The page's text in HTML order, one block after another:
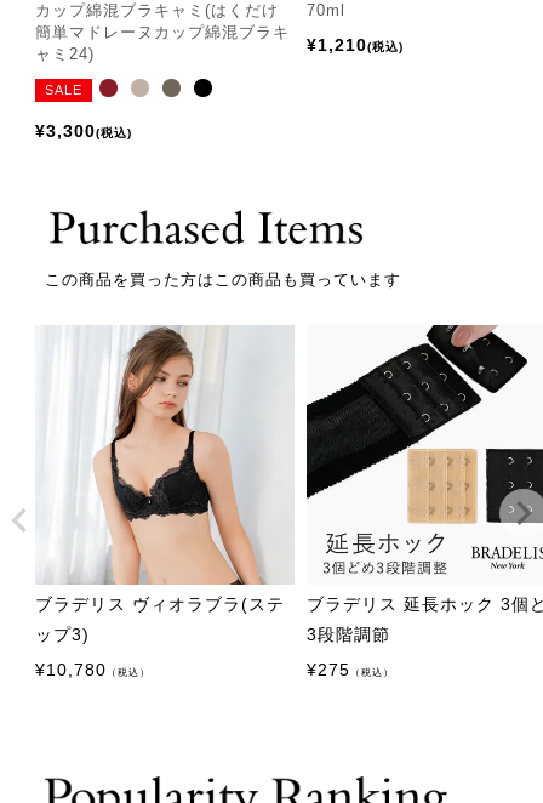
カップ綿混ブラキャミ(はくだけ
簡単マドレーヌカップ綿混ブラキ
ャミ24)
SALE
¥3,300 税込
70ml
¥1,210 税込
この商品を買った方はこの商品も買っています
ブラデリス ヴィオラブラ(ステ
ップ3)
¥10,780 （税込）
ブラデリス 延長ホック 3個
3段階調節
¥275 （税込）